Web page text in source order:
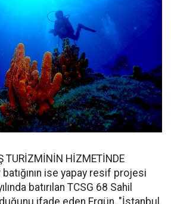
TURİZMİNİN HİZMETİNDE
ise yapay resif projesi
batırılan TCSG 68 Sahil